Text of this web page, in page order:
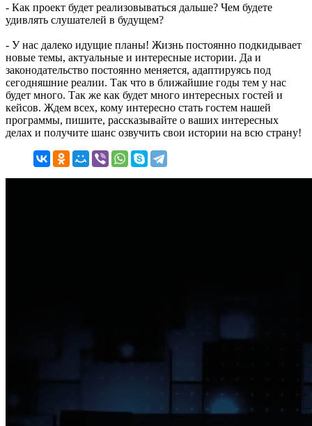
- Как проект будет реализовываться дальше? Чем будете
удивлять слушателей в будущем?
- У нас далеко идущие планы! Жизнь постоянно подкидывает
новые темы, актуальные и интересные истории. Да и
законодательство постоянно меняется, адаптируясь под
сегодняшние реалии. Так что в ближайшие годы тем у нас
будет много. Так же как будет много интересных гостей и
кейсов. Ждем всех, кому интересно стать гостем нашей
программы, пишите, рассказывайте о ваших интересных
делах и получите шанс озвучить свои истории на всю страну!